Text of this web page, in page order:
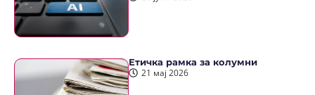
Етичка рамка за колумни
21 мај 2026